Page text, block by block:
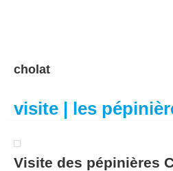
cholat
visite | les
Visite des pépinières